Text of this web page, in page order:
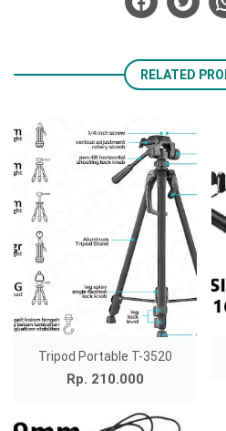
RELATED
Tripod Portable T-3520
Rp. 210.000